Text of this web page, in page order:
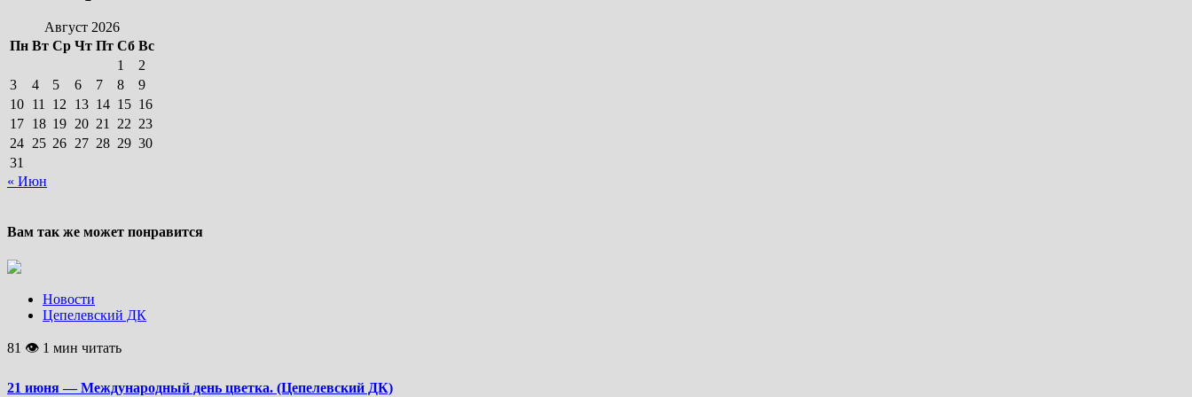
Август 2026
Пн Вт Ср Чт Пт Сб Вс
1
2
3
4 5 6 7 8
9
10 11 12 13 14 15 16
17 18 19 20 21 22 23
24 25 26 27 28 29 30
31
« Июн
Вам так же может понравится
Новости
Цепелевский ДК
81 👁 1 мин читать
21 июня — Международный день цветка. (Цепелевский ДК)